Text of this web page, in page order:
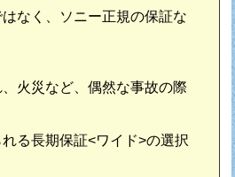
なく、ソニー正規の保証な
火災など、偶然な事故の際
る長期保証<ワイド>の選択